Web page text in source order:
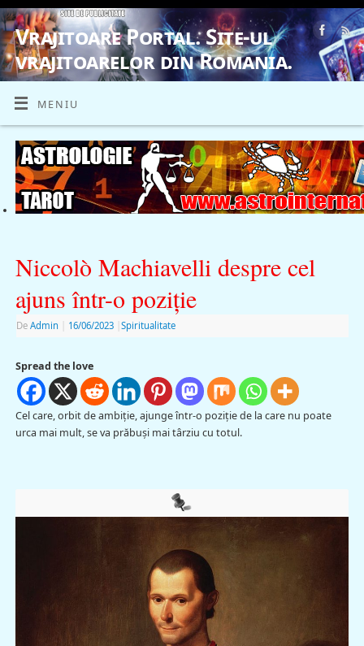
Vrajitoare Portal. Site-ul
vrajitoarelor din Romania.
VRAJITOARE, VRAJITOARELE, VRAJITOARE
MENIU
Niccolò Machiavelli despre cel
ajuns într-o poziţie
De Admin 16/06/2023 Spiritualitate
Spread the love
Cel care, orbit de ambiţie, ajunge într-o poziţie de la care nu poate
urca mai mult, se va prăbuşi mai târziu cu totul.